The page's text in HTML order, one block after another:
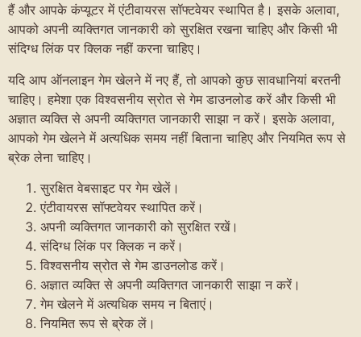
हैं और आपके कंप्यूटर में एंटीवायरस सॉफ्टवेयर स्थापित है। इसके अलावा,
आपको अपनी व्यक्तिगत जानकारी को सुरक्षित रखना चाहिए और किसी भी
संदिग्ध लिंक पर क्लिक नहीं करना चाहिए।
यदि आप ऑनलाइन गेम खेलने में नए हैं, तो आपको कुछ सावधानियां बरतनी
चाहिए। हमेशा एक विश्वसनीय स्रोत से गेम डाउनलोड करें और किसी भी
अज्ञात व्यक्ति से अपनी व्यक्तिगत जानकारी साझा न करें। इसके अलावा,
आपको गेम खेलने में अत्यधिक समय नहीं बिताना चाहिए और नियमित रूप से
ब्रेक लेना चाहिए।
सुरक्षित वेबसाइट पर गेम खेलें।
एंटीवायरस सॉफ्टवेयर स्थापित करें।
अपनी व्यक्तिगत जानकारी को सुरक्षित रखें।
संदिग्ध लिंक पर क्लिक न करें।
विश्वसनीय स्रोत से गेम डाउनलोड करें।
अज्ञात व्यक्ति से अपनी व्यक्तिगत जानकारी साझा न करें।
गेम खेलने में अत्यधिक समय न बिताएं।
नियमित रूप से ब्रेक लें।